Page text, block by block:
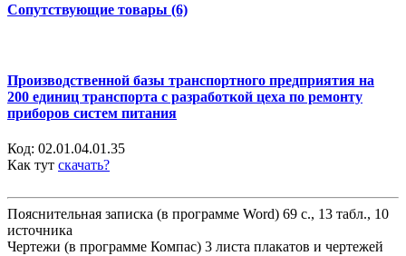
Сопутствующие товары (6)
Производственной базы транспортного предприятия на
200 единиц транспорта с разработкой цеха по ремонту
приборов систем питания
Код: 02.01.04.01.35
Как тут скачать?
Пояснительная записка (в программе Word) 69 с., 13 табл., 10
источника
Чертежи (в программе Компас) 3 листа плакатов и чертежей